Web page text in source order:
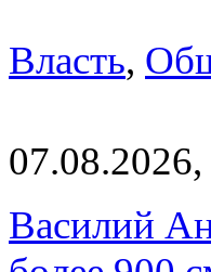
Власть,
Василий